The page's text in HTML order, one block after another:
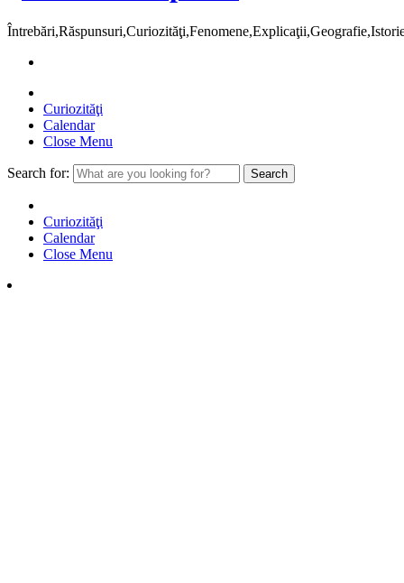
Curiozităţi
Calendar
Close Menu
Search for:
Curiozităţi
Calendar
Close Menu